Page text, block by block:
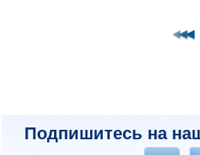
Подпишитесь на